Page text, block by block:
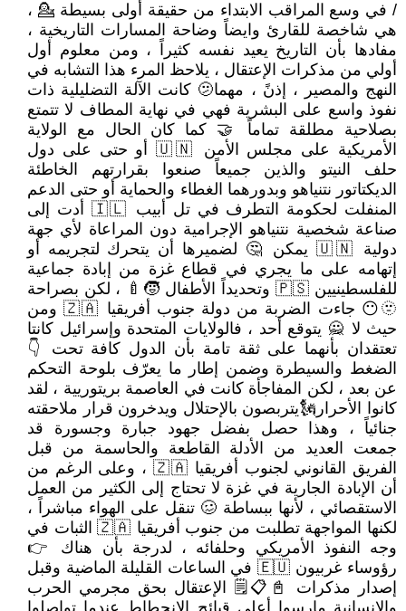
/ في وسع المراقب الابتداء من حقيقة أولى بسيطة 💁 ،
هي شاخصة للقارئ وايضاً وضاحة المسارات التاريخية ،
مفادها بأن التاريخ يعيد نفسه كثيراً ، ومن معلوم أول
أولي من مذكرات الإعتقال ، يلاحظ المرء هذا التشابه في
النهج والمصير ، إذنً ، مهما🫤 كانت الآلة التضليلية ذات
نفوذ واسع على البشرية فهي في نهاية المطاف لا تتمتع
بصلاحية مطلقة تماماً 🤝 كما كان الحال مع الولاية
الأمريكية على مجلس الأمن 🇺🇳 أو حتى على دول
حلف النيتو والذين جميعاً صنعوا بقرارتهم الخاطئة
الديكتاتور نتنياهو وبدورهما الغطاء والحماية أو حتى الدعم
المنفلت لحكومة التطرف في تل أبيب 🇮🇱 أدت إلى
صناعة شخصية نتنياهو الإجرامية دون المراعاة لأي جهة
دولية 🇺🇳 يمكن 🤔 لضميرها أن يتحرك لتجريمه أو
إتهامه على ما يجري في قطاع غزة من إبادة جماعية
للفلسطينيين 🇵🇸 وتحديداً الأطفال 🧒🍼 ، لكن بصراحة
🫥😶 جاءت الضربة من دولة جنوب أفريقيا 🇿🇦 ومن
حيث لا 🙅 يتوقع أحد ، فالولايات المتحدة وإسرائيل كانتا
تعتقدان بأنهما على ثقة تامة بأن الدول كافة تحت 👇
الضغط والسيطرة وضمن إطار ما يعرّف بلوحة التحكم
عن بعد ، لكن المفاجأة كانت في العاصمة بريتوريية ، لقد
كانوا الأحرار🗽يتربصون بالإحتلال ويدخرون قرار ملاحقته
جنائياً ، وهذا حصل بفضل جهود جبارة وجسورة قد
جمعت العديد من الأدلة القاطعة والحاسمة من قبل
الفريق القانوني لجنوب أفريقيا 🇿🇦 ، وعلى الرغم من
أن الإبادة الجارية في غزة لا تحتاج إلى الكثير من العمل
الاستقصائي ، لأنها ببساطة 🥴 تنقل على الهواء مباشراً ،
لكنها المواجهة تطلبت من جنوب أفريقيا 🇿🇦 الثبات في
وجه النفوذ الأمريكي وحلفائه ، لدرجة بأن هناك 👉
رؤوساء غربيون 🇪🇺 في الساعات القليلة الماضية وقبل
إصدار مذكرات 📓📋🗒 الإعتقال بحق مجرمي الحرب